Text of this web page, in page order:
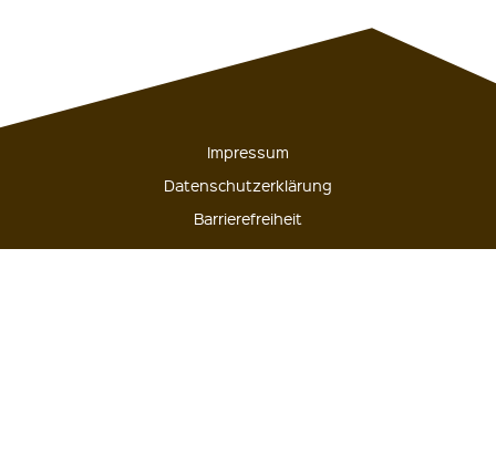
Impressum
Datenschutzerklärung
Barrierefreiheit